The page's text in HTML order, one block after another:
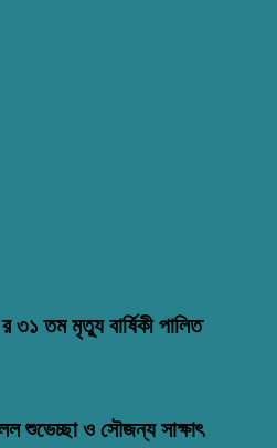
৩১ তম মৃত্যু বার্ষিকী পালিত
শুভেচ্ছা ও সৌজন্য সাক্ষাৎ